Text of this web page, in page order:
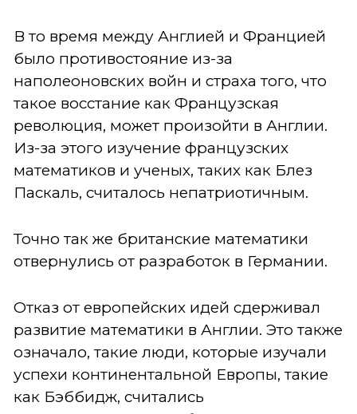
В то время между Англией и Францией
было противостояние из-за
наполеоновских войн и страха того, что
такое восстание как Французская
революция, может произойти в Англии.
Из-за этого изучение французских
математиков и ученых, таких как Блез
Паскаль, считалось непатриотичным.
Точно так же британские математики
отвернулись от разработок в Германии.
Отказ от европейских идей сдерживал
развитие математики в Англии. Это также
означало, такие люди, которые изучали
успехи континентальной Европы, такие
как Бэббидж, считались